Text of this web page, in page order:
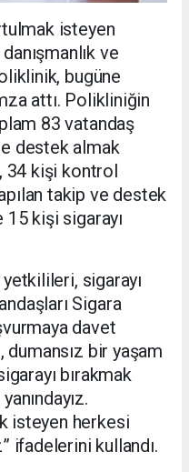
isteyen
ve
bugüne
attı. Polikliniğin
83 vatandaş
destek almak
34 kişi kontrol
takip ve destek
15 kişi sigarayı
sigarayı
Sigara
davet
dumansız bir yaşam
bırakmak
isteyen herkesi
ifadelerini kullandı.